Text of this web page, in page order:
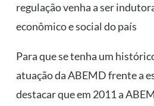
regulação venha a ser
econômico e social do país
Para que se tenha um
atuação da ABEMD frente a
destacar que em 2011 a